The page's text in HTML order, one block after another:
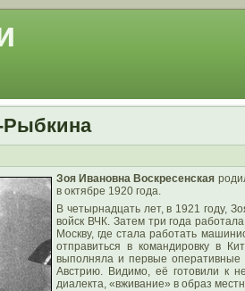
Рыбкина
Зоя Ивановна Воскресенская
в октябре 1920 года.
В четырнадцать лет, в 1921 году,
войск ВЧК. Затем три года
Москву, где стала работать
отправиться в командировку в
выполняла и первые
Австрию. Видимо, её готовили к
диалекта, «вживание» в образ